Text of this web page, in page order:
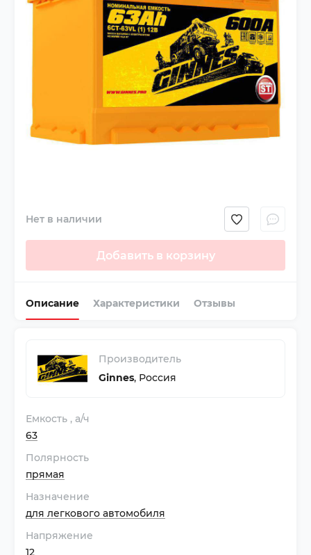
Нет в наличии
Добавить в корзину
Описание Характеристики Отзывы
Производитель
Ginnes, Россия
Емкость , а/ч
63
Полярность
прямая
Назначение
для легкового автомобиля
Напряжение
12